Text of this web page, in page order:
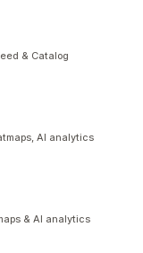
& Catalog
AI analytics
& AI analytics